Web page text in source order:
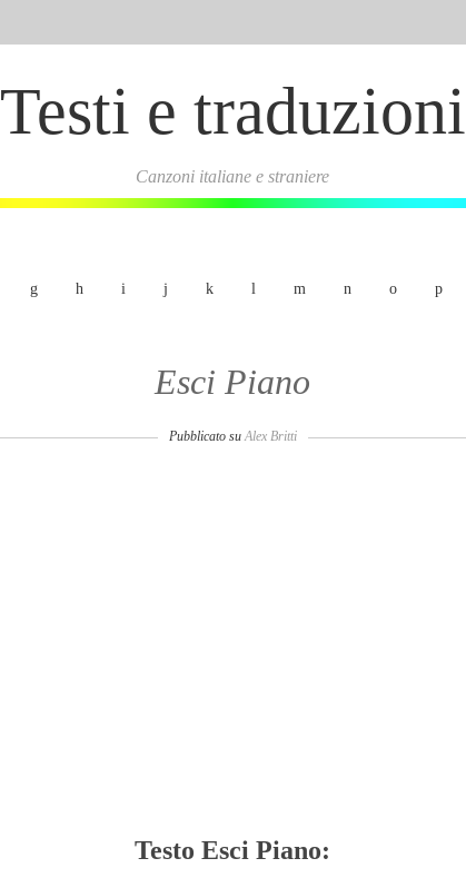
Testi e traduzioni
Canzoni italiane e straniere
g h i j k l m n o p
Esci Piano
Pubblicato suAlex Britti
Testo Esci Piano: